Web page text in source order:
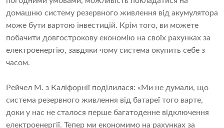
домашню систему резервного живлення від акумулятора
може бути вартою інвестицій. Крім того, ви можете
побачити довгострокову економію на своїх рахунках за
електроенергію, завдяки чому система окупить себе з
часом.
Рейчел М. з Каліфорнії поділилася: «Ми не думали, що
система резервного живлення від батареї того варте,
доки у нас не сталося перше багатоденне відключення
електроенергії. Тепер ми економимо на рахунках за